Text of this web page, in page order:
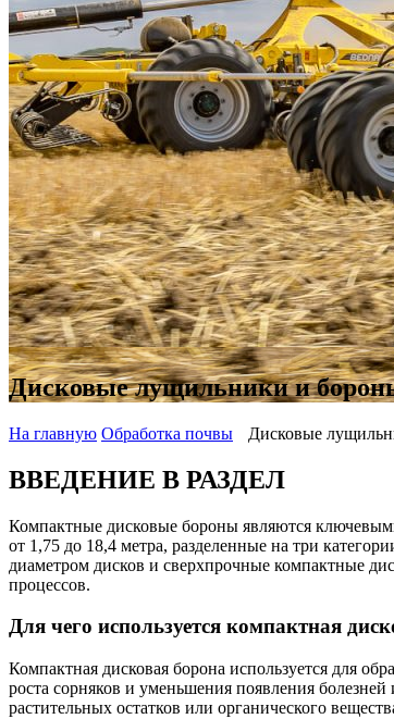
Дисковые лущильники и
На главную Oбработка почвы Дисковые
ВВЕДЕНИЕ В РАЗДЕЛ
Компактные дисковые бороны являются
от 1,75 до 18,4 метра, разделенные на три
диаметром дисков и сверхпрочные компактные
процессов.
Для чего используется компактная
Компактная дисковая борона используется для
роста сорняков и уменьшения появления
растительных остатков или органического